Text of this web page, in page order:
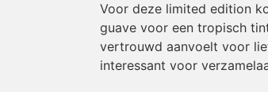
Voor deze limited edition
guave voor een tropisch
vertrouwd aanvoelt voor
interessant voor